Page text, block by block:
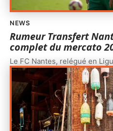
NEWS
Rumeur Transfert
complet du mercato
Le FC Nantes, relégué en